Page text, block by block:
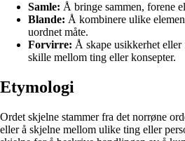
Samle: Å bringe sammen, forene
Blande: Å kombinere ulike
uordnet måte.
Forvirre: Å skape usikkerhet
skille mellom ting eller konsepter.
Etymologi
Ordet skjelne stammer fra det norrøne
eller å skjelne mellom ulike ting eller